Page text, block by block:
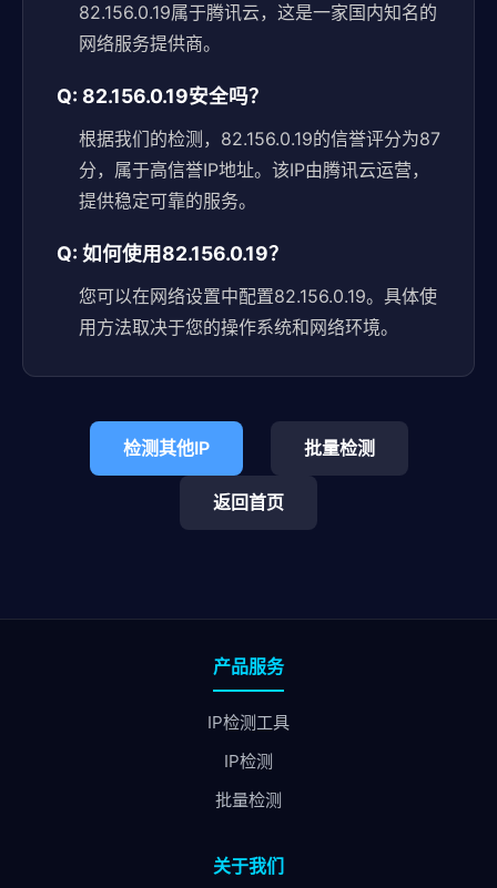
82.156.0.19属于腾讯云，这是一家国内知名的
网络服务提供商。
Q: 82.156.0.19安全吗？
根据我们的检测，82.156.0.19的信誉评分为87
分，属于高信誉IP地址。该IP由腾讯云运营，
提供稳定可靠的服务。
Q: 如何使用82.156.0.19？
您可以在网络设置中配置82.156.0.19。具体使
用方法取决于您的操作系统和网络环境。
检测其他IP 批量检测
返回首页
产品服务
IP检测工具
IP检测
批量检测
关于我们